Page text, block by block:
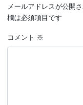
メールアドレスが公開
欄は必須項目です
コメント ※